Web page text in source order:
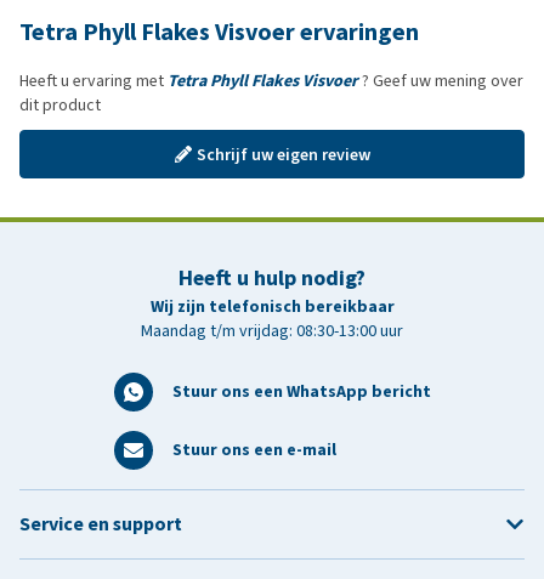
Tetra Phyll Flakes Visvoer ervaringen
Heeft u ervaring met Tetra Phyll Flakes Visvoer? Geef uw mening over
dit product
Schrijf uw eigen review
Heeft u hulp nodig?
Wij zijn telefonisch bereikbaar
Maandag t/m vrijdag: 08:30-13:00 uur
Stuur ons een WhatsApp bericht
Stuur ons een e-mail
Service en support